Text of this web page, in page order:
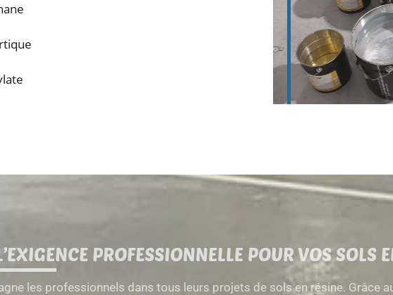
PROFESSIONNELLE POUR VOS SOLS
les professionnels dans tous leurs projets de sols en résine. Grâce